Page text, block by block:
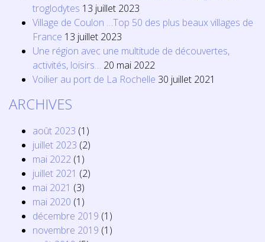
troglodytes 13 juillet 2023
Village de Coulon …Top 50 des plus beaux villages de
France 13 juillet 2023
Une région avec une multitude de découvertes,
activités, loisirs… 20 mai 2022
Voilier au port de La Rochelle 30 juillet 2021
ARCHIVES
août 2023 (1)
juillet 2023 (2)
mai 2022 (1)
juillet 2021 (2)
mai 2021 (3)
mai 2020 (1)
décembre 2019 (1)
novembre 2019 (1)